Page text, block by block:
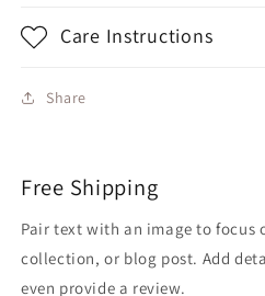
Care Instructions
Share
Free Shipping
Pair text with an image to focus
collection, or blog post. Add
even provide a review.